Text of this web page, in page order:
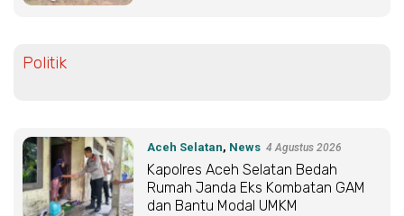
Politik
Aceh Selatan, News 4 Agustus 2026
Kapolres Aceh Selatan Bedah
Rumah Janda Eks Kombatan GAM
dan Bantu Modal UMKM